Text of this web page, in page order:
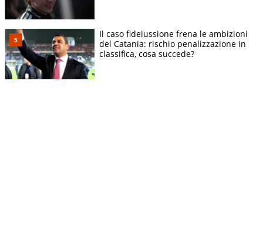
Il caso fideiussione frena le ambizioni
del Catania: rischio penalizzazione in
classifica, cosa succede?